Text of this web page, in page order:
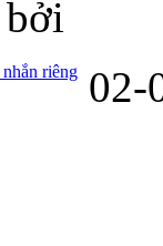
riêng 02-